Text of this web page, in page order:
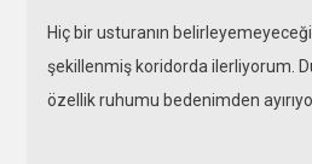
Hiç bir usturanın
şekillenmiş koridorda ilerliyorum.
özellik ruhumu bedenimden